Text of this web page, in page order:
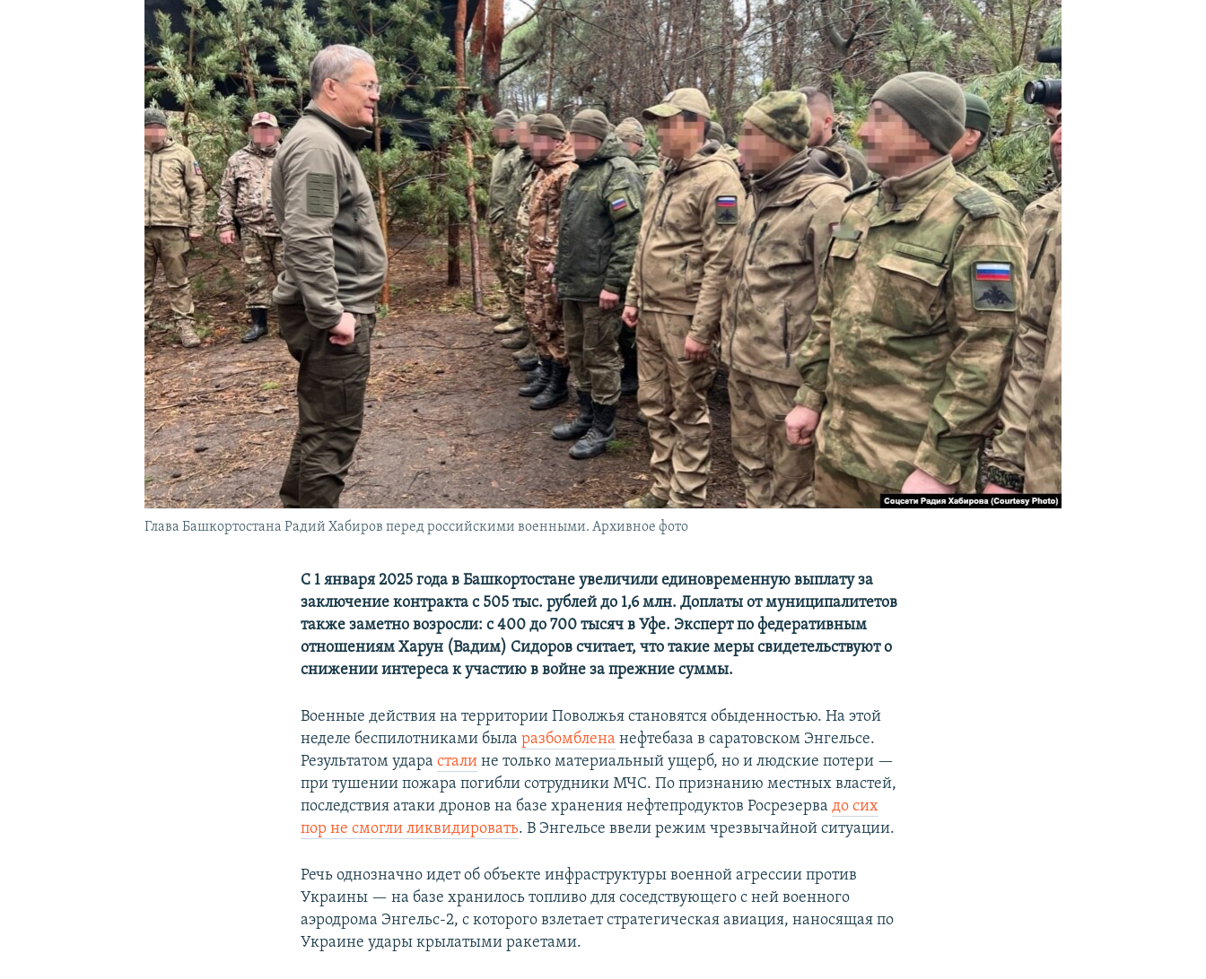
ПОДПИШИТЕСЬ НА РАССЫЛКУ
Глава Башкортостана Радий Хабиров перед российскими военными. Архивное фото
С 1 января 2025 года в Башкортостане увеличили единовременную выплату за
заключение контракта с 505 тыс. рублей до 1,6 млн. Доплаты от муниципалитетов
также заметно возросли: с 400 до 700 тысяч в Уфе. Эксперт по федеративным
отношениям Харун (Вадим) Сидоров считает, что такие меры свидетельствуют о
снижении интереса к участию в войне за прежние суммы.
Военные действия на территории Поволжья становятся обыденностью. На этой
неделе беспилотниками быларазбомблена нефтебаза в саратовском Энгельсе.
Результатом ударастали не только материальный ущерб, но и людские потери —
при тушении пожара погибли сотрудники МЧС. По признанию местных властей,
последствия атаки дронов на базе хранения нефтепродуктов Росрезервадо сих
пор не смогли ликвидировать. В Энгельсе ввели режим чрезвычайной ситуации.
Речь однозначно идет об объекте инфраструктуры военной агрессии против
Украины — на базе хранилось топливо для соседствующего с ней военного
аэродрома Энгельс-2, с которого взлетает стратегическая авиация, наносящая по
Украине удары крылатыми ракетами.